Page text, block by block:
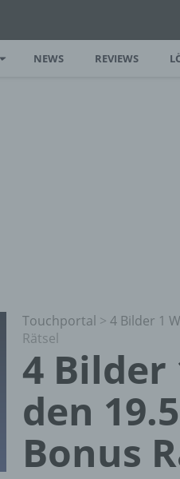
NEWS REVIEWS
Touchportal > 4 Bilder 1
Rätsel
4 Bilder
den
Bonus